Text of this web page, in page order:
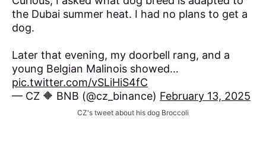
the Dubai summer heat. I had no plans to get a
dog.
Later that evening, my doorbell rang, and a
young Belgian Malinois showed…
pic.twitter.com/vSLiHiS4fC
— CZ 🔶 BNB (@cz_binance) February 13, 2025
CZ's tweet about his dog Broccoli